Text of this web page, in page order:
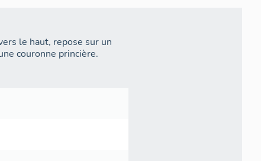
le haut, repose sur un
couronne princière.